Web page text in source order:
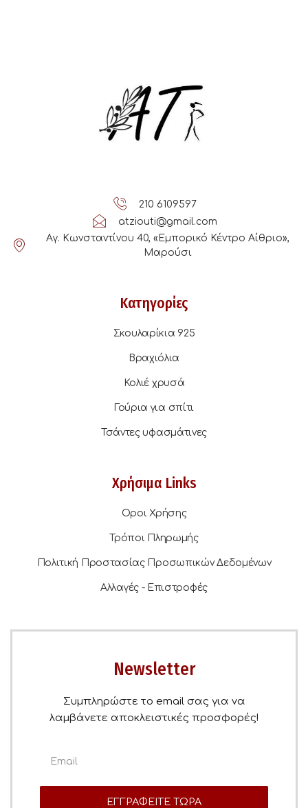
210 6109597
atziouti@gmail.com
Αγ. Κωνσταντίνου 40, «Εμπορικό Κέντρο Αίθριο»,
Μαρούσι
Κατηγορίες
Σκουλαρίκια 925
Βραχιόλια
Κολιέ χρυσά
Γούρια για σπίτι
Τσάντες υφασμάτινες
Χρήσιμα Links
Οροι Χρήσης
Τρόποι Πληρωμής
Πολιτική Προστασίας Προσωπικών Δεδομένων
Αλλαγές - Επιστροφές
Newsletter
Συμπληρώστε το email σας για να
λαμβάνετε αποκλειστικές προσφορές!
ΕΓΓΡΑΦΕΙΤΕ ΤΩΡΑ